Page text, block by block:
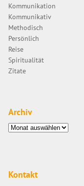
Kommunikation
Kommunikativ
Methodisch
Persönlich
Reise
Spiritualität
Zitate
Archiv
Archiv
Kontakt